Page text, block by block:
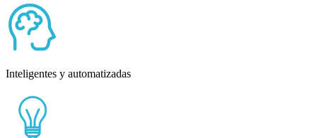
Inteligentes y automatizadas